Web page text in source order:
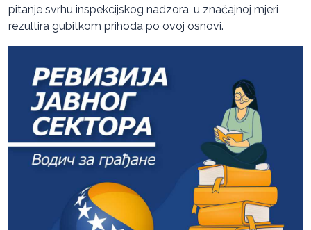
pitanje svrhu inspekcijskog nadzora, u značajnoj mjeri
rezultira gubitkom prihoda po ovoj osnovi.